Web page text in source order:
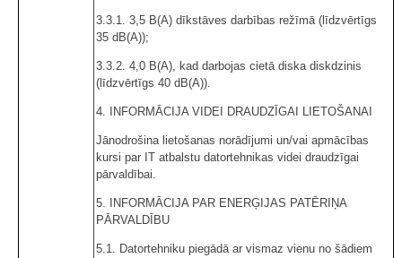
3.3.1. 3,5 B(A) dīkstāves darbības režīmā (līdzvērtīgs
35 dB(A));
3.3.2. 4,0 B(A), kad darbojas cietā diska diskdzinis
(līdzvērtīgs 40 dB(A)).
4. INFORMĀCIJA VIDEI DRAUDZĪGAI LIETOŠANAI
Jānodrošina lietošanas norādījumi un/vai apmācības
kursi par IT atbalstu datortehnikas videi draudzīgai
pārvaldībai.
5. INFORMĀCIJA PAR ENERĢIJAS PATĒRIŅA
PĀRVALDĪBU
5.1. Datortehniku piegādā ar vismaz vienu no šādiem